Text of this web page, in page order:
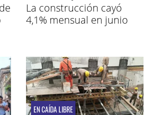
La construcción cayó
4,1% mensual en junio
EN CAÍDA LIBRE